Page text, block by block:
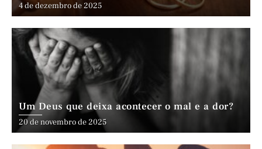
4 de dezembro de 2025
Um Deus que deixa acontecer o mal e a dor?
20 de novembro de 2025